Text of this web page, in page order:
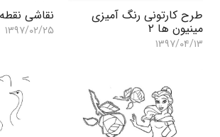
طرح کارتونی رنگ آمیزی
مینیون ها ۲
۱۳۹۷/۰۴/۱۳
نقاشی
۱۳۹۷/۰۲/۲۵